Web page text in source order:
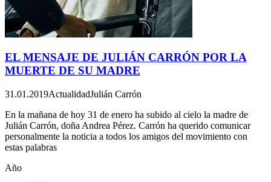
EL MENSAJE DE JULIÁN CARRÓN POR LA
MUERTE DE SU MADRE
31.01.2019ActualidadJulián Carrón
En la mañana de hoy 31 de enero ha subido al cielo la madre de
Julián Carrón, doña Andrea Pérez. Carrón ha querido comunicar
personalmente la noticia a todos los amigos del movimiento con
estas palabras
Año